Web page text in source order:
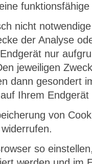
nicht
der Analyse
nur
jeweiligen
dann gesondert
Ihrem
von
widerrufen.
so